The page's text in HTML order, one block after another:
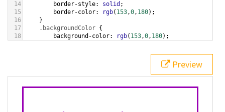
14
border-style: solid ;
15
border-color: rgb( 153,0, 180);
16
}
17
.backgroundColor {
18
background-color: rgb( 153,0, 180);
bottom ,
white, rgb(153,0,180));
Preview